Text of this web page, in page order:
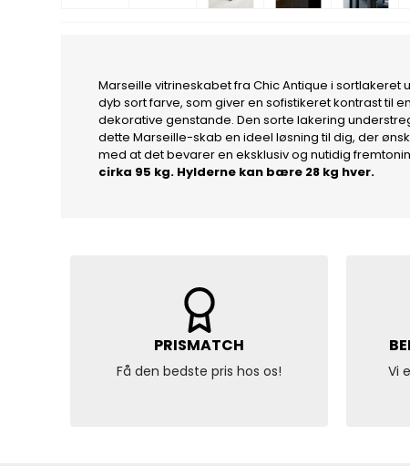
Marseille vitrineskabet fra Chic Antique i
dyb sort farve, som giver en sofistikeret kontrast til
dekorative genstande. Den sorte lakering
dette Marseille-skab en ideel løsning til dig, der
med at det bevarer en eksklusiv og nutidig
cirka 95 kg. Hylderne kan bære 28 kg hver.
PRISMATCH
Få den bedste pris hos os! Vi